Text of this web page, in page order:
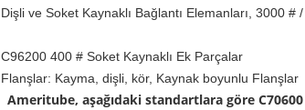
Dişli ve Soket Kaynaklı Bağlantı Elemanları, 3000 #
C96200 400 # Soket Kaynaklı Ek Parçalar
Flanşlar: Kayma, dişli, kör, Kaynak boyunlu Flanşlar
Ameritube, aşağıdaki standartlara göre